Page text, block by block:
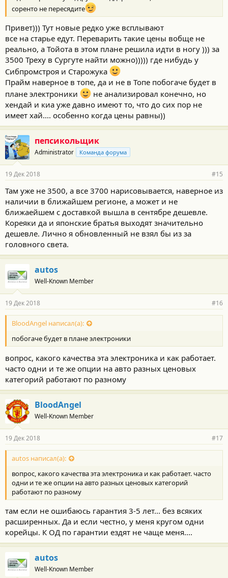
соренто не пересядите
Привет))) Тут новые редко уже всплывают
все на старье едут. Переварить такие цены вобще не
реально, а Тойота в этом плане решила идти в ногу ))) за
3500 Треху в Сургуте найти можно))))) где нибудь у
Сибпромстроя и Старожука
Прайм наверное в топе, да и не в Топе побогаче будет в
плане электроники
не анализировал конечно, но
хендай и киа уже давно имеют то, что до сих пор не
имеет хай.... особенно когда цены равны))
пепсикольщик
Administrator Команда форума
19 Дек 2018 #15
Там уже не 3500, а все 3700 нарисовывается, наверное из
наличии в ближайшем регионе, а может и не
ближаейшем с доставкой вышла в сентябре дешевле.
Кореяки да и японские братья выходят значительно
дешевле. Лично я обновленный не взял бы из за
головного света.
autos
Well-Known Member
19 Дек 2018 #16
BloodAngel написал(а):
побогаче будет в плане электроники
вопрос, какого качества эта электроника и как работает.
часто одни и те же опции на авто разных ценовых
категорий работают по разному
BloodAngel
Well-Known Member
19 Дек 2018 #17
autos написал(а):
вопрос, какого качества эта электроника и как работает. часто
одни и те же опции на авто разных ценовых категорий
работают по разному
там если не ошибаюсь гарантия 3-5 лет... без всяких
расширенных. Да и если честно, у меня кругом одни
корейцы. К ОД по гарантии ездят не чаще меня....
autos
Well-Known Member